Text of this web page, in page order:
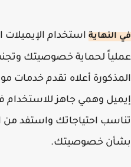
في النهاية استخدام
عملياً لحماية خصوصيتك
المذكورة أعلاه تقدم خدمات
إيميل وهمي جاهز للاستخدام
تناسب احتياجاتك واستفد من
بشأن خصوصيتك.